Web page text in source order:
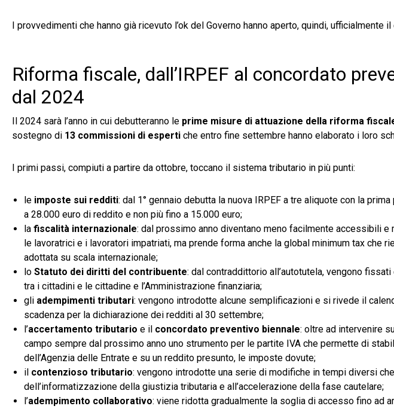
I provvedimenti che hanno già ricevuto l’ok del Governo hanno aperto, quindi, ufficialmente
Riforma fiscale, dall’IRPEF al concordato
dal 2024
Il 2024 sarà l’anno in cui debutteranno le prime misure di attuazione della riforma
sostegno di 13 commissioni di esperti che entro fine settembre hanno elaborato i loro
I primi passi, compiuti a partire da ottobre, toccano il sistema tributario in più punti:
le imposte sui redditi: dal 1° gennaio debutta la nuova IRPEF a tre aliquote con la
a 28.000 euro di reddito e non più fino a 15.000 euro;
la fiscalità internazionale: dal prossimo anno diventano meno facilmente accessibili
le lavoratrici e i lavoratori impatriati, ma prende forma anche la global minimum tax che
adottata su scala internazionale;
lo Statuto dei diritti del contribuente: dal contraddittorio all’autotutela, vengono
tra i cittadini e le cittadine e l’Amministrazione finanziaria;
gli adempimenti tributari: vengono introdotte alcune semplificazioni e si rivede il
scadenza per la dichiarazione dei redditi al 30 settembre;
l’accertamento tributario e il concordato preventivo biennale: oltre ad intervenire
campo sempre dal prossimo anno uno strumento per le partite IVA che permette di
dell’Agenzia delle Entrate e su un reddito presunto, le imposte dovute;
il contenzioso tributario: vengono introdotte una serie di modifiche in tempi diversi
dell’informatizzazione della giustizia tributaria e all’accelerazione della fase cautelare;
l’adempimento collaborativo: viene ridotta gradualmente la soglia di accesso fino ad